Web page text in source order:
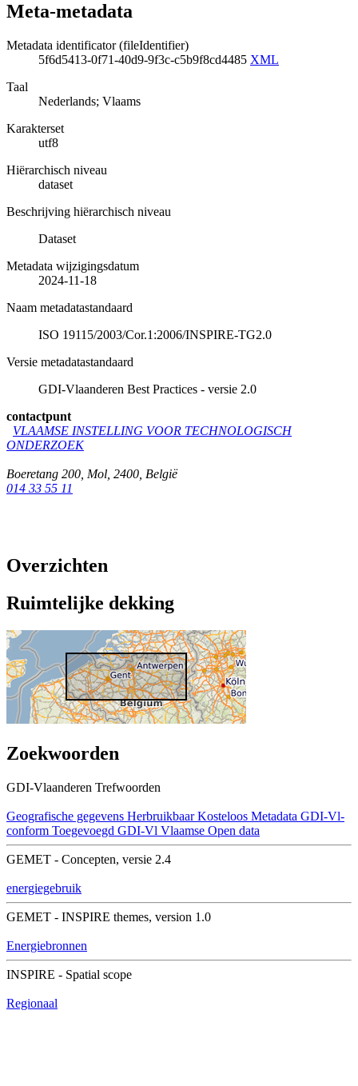
Meta-metadata
Metadata identificator (fileIdentifier)
5f6d5413-0f71-40d9-9f3c-c5b9f8cd4485 XML
Taal
Nederlands; Vlaams
Karakterset
utf8
Hiërarchisch niveau
dataset
Beschrijving hiërarchisch niveau
Dataset
Metadata wijzigingsdatum
2024-11-18
Naam metadatastandaard
ISO 19115/2003/Cor.1:2006/INSPIRE-TG2.0
Versie metadatastandaard
GDI-Vlaanderen Best Practices - versie 2.0
contactpunt
VLAAMSE INSTELLING VOOR TECHNOLOGISCH
ONDERZOEK
Boeretang 200 Mol 2400 België
014 33 55 11
Overzichten
Ruimtelijke dekking
Zoekwoorden
GDI-Vlaanderen Trefwoorden
Geografische gegevens Herbruikbaar Kosteloos Metadata GDI-Vl-
conform Toegevoegd GDI-Vl Vlaamse Open data
GEMET - Concepten, versie 2.4
energiegebruik
GEMET - INSPIRE themes, version 1.0
Energiebronnen
INSPIRE - Spatial scope
Regionaal